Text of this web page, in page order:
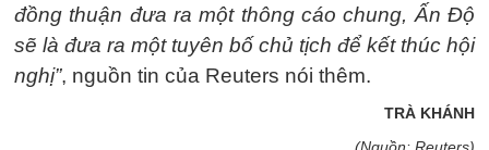
đồng thuận đưa ra một thông cáo chung, Ấn Độ
sẽ là đưa ra một tuyên bố chủ tịch để kết thúc hội
nghị”, nguồn tin của Reuters nói thêm.
TRÀ KHÁNH